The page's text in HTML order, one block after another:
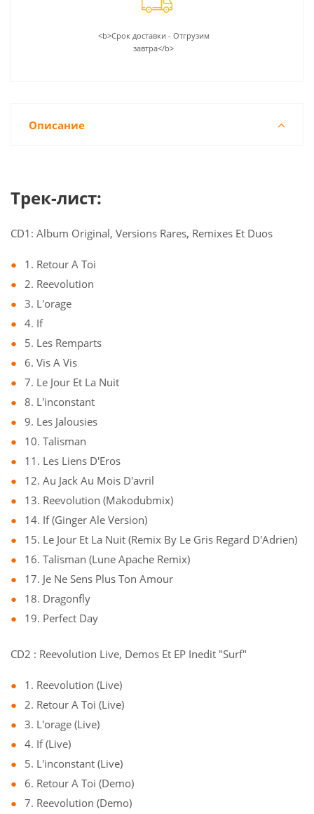
<b>Срок доставки - Отгрузим
завтра</b>
Описание
Трек-лист:
CD1: Album Original, Versions Rares, Remixes Et Duos
1. Retour A Toi
2. Reevolution
3. L'orage
4. If
5. Les Remparts
6. Vis A Vis
7. Le Jour Et La Nuit
8. L'inconstant
9. Les Jalousies
10. Talisman
11. Les Liens D'Eros
12. Au Jack Au Mois D'avril
13. Reevolution (Makodubmix)
14. If (Ginger Ale Version)
15. Le Jour Et La Nuit (Remix By Le Gris Regard D'Adrien)
16. Talisman (Lune Apache Remix)
17. Je Ne Sens Plus Ton Amour
18. Dragonfly
19. Perfect Day
CD2 : Reevolution Live, Demos Et EP Inedit "Surf"
1. Reevolution (Live)
2. Retour A Toi (Live)
3. L'orage (Live)
4. If (Live)
5. L'inconstant (Live)
6. Retour A Toi (Demo)
7. Reevolution (Demo)